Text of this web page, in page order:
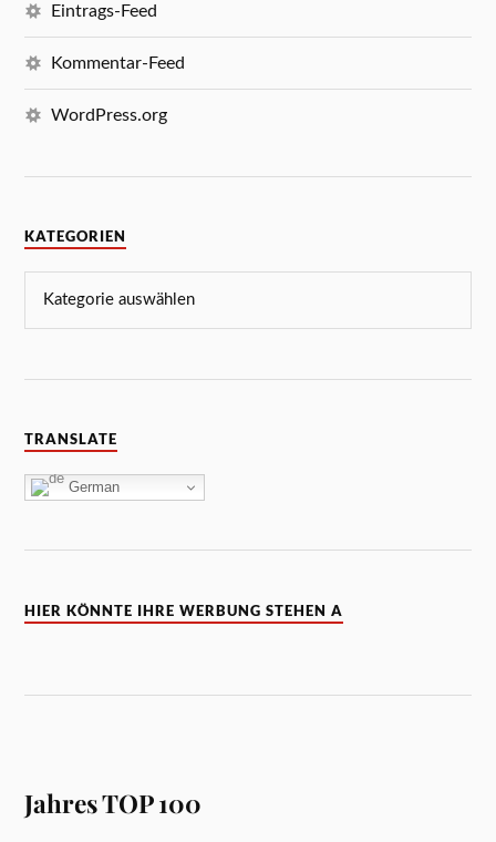
Eintrags-Feed
Kommentar-Feed
WordPress.org
KATEGORIEN
TRANSLATE
German
HIER KÖNNTE IHRE WERBUNG STEHEN A
Jahres TOP 100